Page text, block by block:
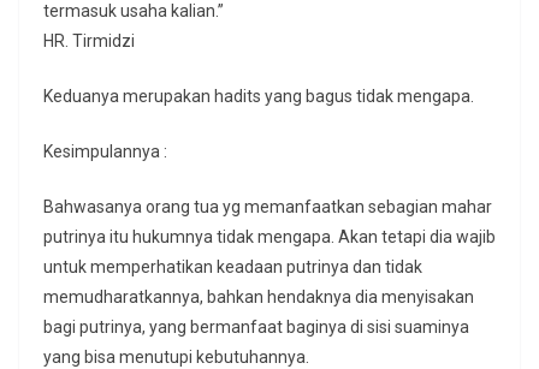
termasuk usaha kalian.”
HR. Tirmidzi
Keduanya merupakan hadits yang bagus tidak mengapa.
Kesimpulannya :
Bahwasanya orang tua yg memanfaatkan sebagian mahar
putrinya itu hukumnya tidak mengapa. Akan tetapi dia wajib
untuk memperhatikan keadaan putrinya dan tidak
memudharatkannya, bahkan hendaknya dia menyisakan
bagi putrinya, yang bermanfaat baginya di sisi suaminya
yang bisa menutupi kebutuhannya.